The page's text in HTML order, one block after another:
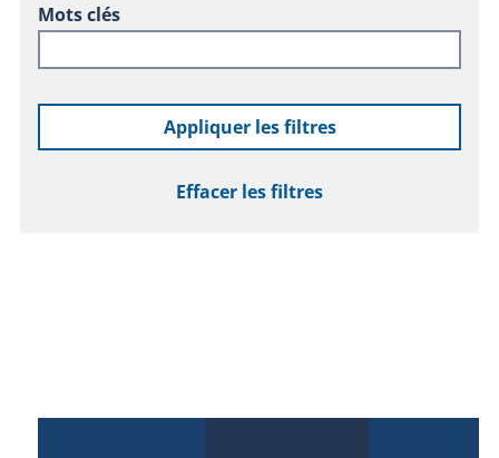
Mots clés
Appliquer les filtres
Effacer les filtres